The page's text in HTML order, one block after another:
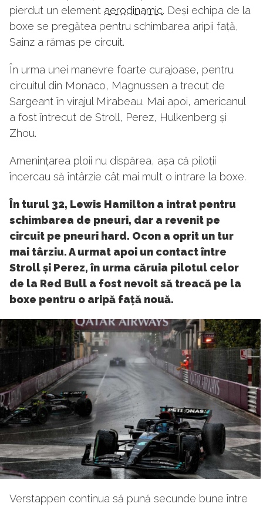
pierdut un element aerodinamic. Deși echipa de la
boxe se pregătea pentru schimbarea aripii față,
Sainz a rămas pe circuit.
În urma unei manevre foarte curajoase, pentru
circuitul din Monaco, Magnussen a trecut de
Sargeant în virajul Mirabeau. Mai apoi, americanul
a fost întrecut de Stroll, Perez, Hulkenberg și
Zhou.
Amenințarea ploii nu dispărea, așa că piloții
încercau să întârzie cât mai mult o intrare la boxe.
În turul 32, Lewis Hamilton a intrat pentru
schimbarea de pneuri, dar a revenit pe
circuit pe pneuri hard. Ocon a oprit un tur
mai târziu. A urmat apoi un contact între
Stroll și Perez, în urma căruia pilotul celor
de la Red Bull a fost nevoit să treacă pe la
boxe pentru o aripă față nouă.
Verstappen continua să pună secunde bune între